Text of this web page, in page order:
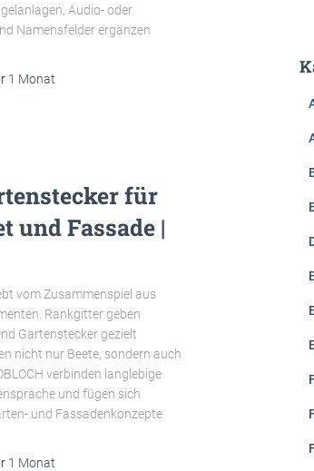
Audio- oder
Namensfelder ergänzen
1 Monat
für
und Fassade |
vom Zusammenspiel aus
Rankgitter geben
Gartenstecker gezielt
nicht nur Beete, sondern auch
verbinden langlebige
und fügen sich
und Fassadenkonzepte
1 Monat
n